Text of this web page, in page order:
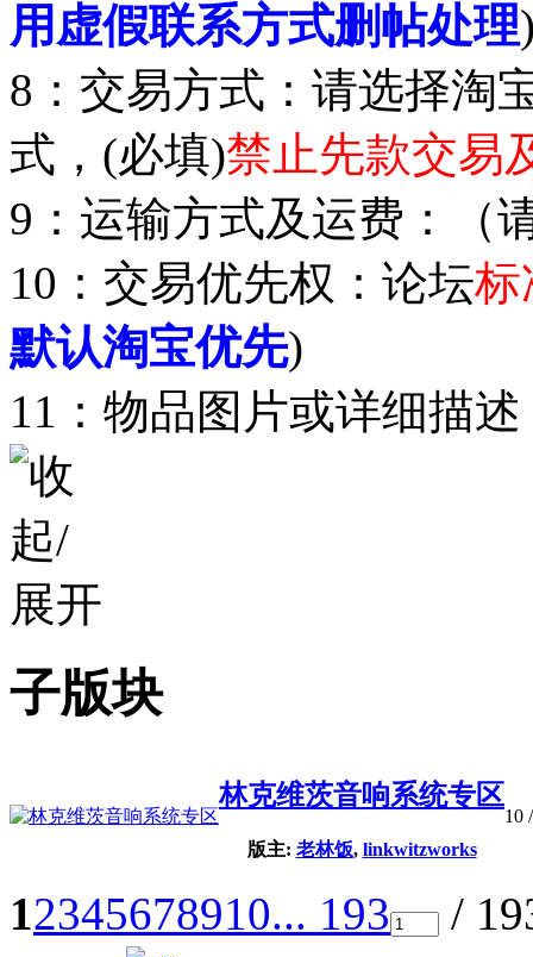
用虚假联系方式删帖处理
8：交易方式：请选择淘
式，(必填)禁止先款交易
9：运输方式及运费：（
10：交易优先权：论坛标
默认淘宝优先)
11：物品图片或详细描述
子版块
林克维茨音响系统专区
版主: 老林饭, linkwitzworks
10
12345678910... 193 /